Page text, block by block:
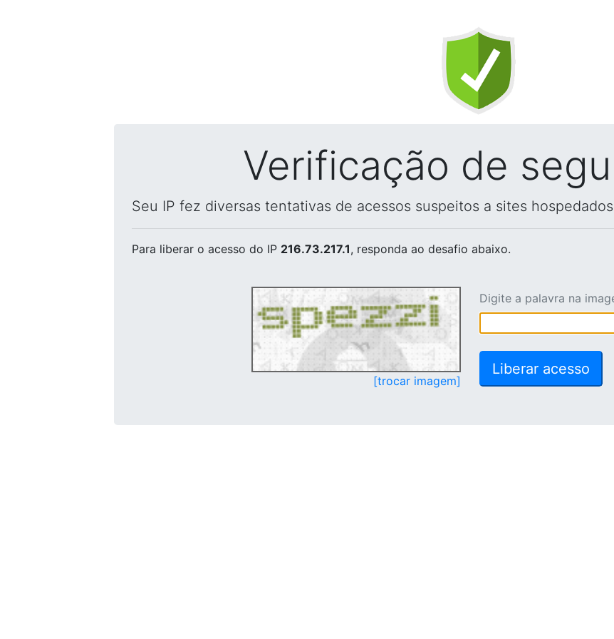
Verificação de
Seu IP fez diversas tentativas de acessos suspeitos a sites
Para liberar o acesso do IP 216.73.217.1, responda ao desafio abaixo.
[trocar imagem]
Digite a palavra na